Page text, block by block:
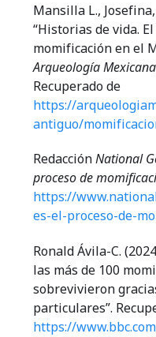
Mansilla L.,
“Historias de vida.
momificación en el
Arqueología Mexicana
Recuperado de
https://
antiguo/
RedacciónNational
proceso de
https://
es-el-proceso-de-
Ronald Ávila-C.
las más de 100
sobrevivieron
particulares”.
https://